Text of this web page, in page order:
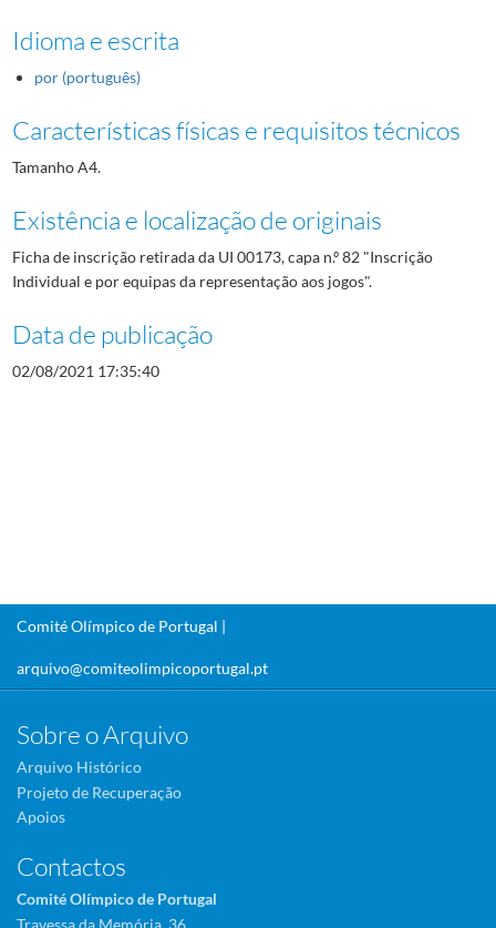
Idioma e escrita
por (português)
Características físicas e requisitos técnicos
Tamanho A4.
Existência e localização de originais
Ficha de inscrição retirada da UI 00173, capa n.º 82 "Inscrição
Individual e por equipas da representação aos jogos".
Data de publicação
02/08/2021 17:35:40
Comité Olímpico de Portugal |
arquivo@comiteolimpicoportugal.pt
Sobre o Arquivo
Arquivo Histórico
Projeto de Recuperação
Apoios
Contactos
Comité Olímpico de Portugal
Travessa da Memória, 36